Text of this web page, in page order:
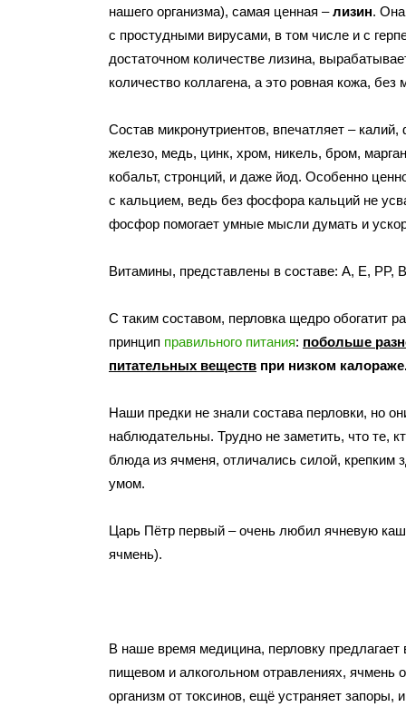
нашего организма), самая ценная –лизин. Она
с простудными вирусами, в том числе и с
достаточном количестве лизина,
количество коллагена, а это ровная кожа,
Состав микронутриентов, впечатляет –
железо, медь, цинк, хром, никель, бром,
кобальт, стронций, и даже йод. Особенно
с кальцием, ведь без фосфора кальций не
фосфор помогает умные мысли думать и
Витамины, представлены в составе: А, E, PP,
С таким составом, перловка щедро обогатит
принцип правильного питания: побольше
питательных веществ при низком
Наши предки не знали состава перловки, но
наблюдательны. Трудно не заметить, что те,
блюда из ячменя, отличались силой, крепким
умом.
Царь Пётр первый – очень любил ячневую
ячмень).
В наше время медицина, перловку предлагает
пищевом и алкогольном отравлениях, ячмень
организм от токсинов, ещё устраняет запоры,